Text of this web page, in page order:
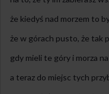
że kiedyś nad morzem to
że w górach pusto, że tak
gdy mieli te góry i morza
a teraz do miejsc tych